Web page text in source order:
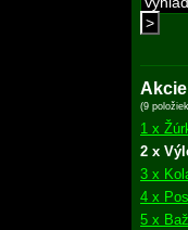
>
Akcie
(9
1 x
2 x
3 x
4 x
5 x